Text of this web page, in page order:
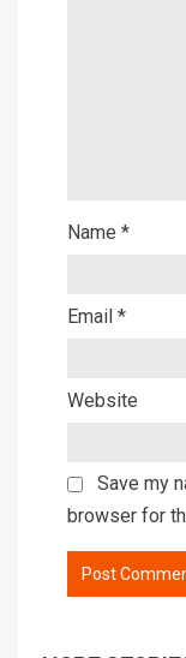
Name *
Email *
Website
Save my
browser for